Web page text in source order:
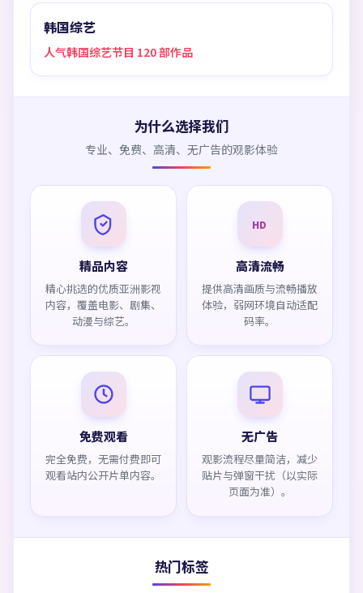
韩国综艺
人气韩国综艺节目 120 部作品
为什么选择我们
专业、免费、高清、无广告的观影体验
精品内容
精心挑选的优质亚洲影视
内容，覆盖电影、剧集、
动漫与综艺。
HD
高清流畅
提供高清画质与流畅播放
体验，弱网环境自动适配
码率。
免费观看
完全免费，无需付费即可
观看站内公开片单内容。
无广告
观影流程尽量简洁，减少
贴片与弹窗干扰（以实际
页面为准）。
热门标签